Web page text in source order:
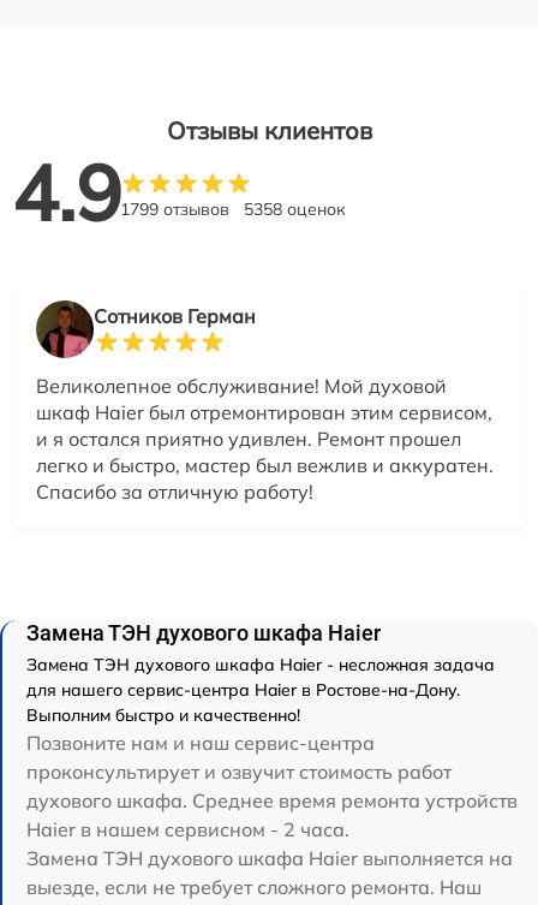
Отзывы клиентов
4.91799 отзывов 5358 оценок
Сотников Герман
Великолепное обслуживание! Мой духовой
шкаф Haier был отремонтирован этим сервисом,
и я остался приятно удивлен. Ремонт прошел
легко и быстро, мастер был вежлив и аккуратен.
Спасибо за отличную работу!
Замена ТЭН духового шкафа Haier
Замена ТЭН духового шкафа Haier - несложная задача
для нашего сервис-центра Haier в Ростове-на-Дону.
Выполним быстро и качественно!
Позвоните нам и наш сервис-центра
проконсультирует и озвучит стоимость работ
духового шкафа. Среднее время ремонта устройств
Haier в нашем сервисном - 2 часа.
Замена ТЭН духового шкафа Haier выполняется на
выезде, если не требует сложного ремонта. Наш